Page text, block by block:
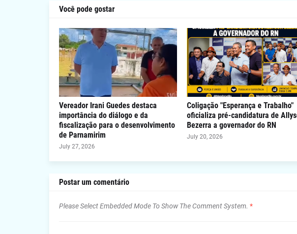
Você pode gostar
Vereador Irani Guedes destaca
importância do diálogo e da
fiscalização para o desenvolvimento
de Parnamirim
July 27, 2026
Coligação "Esperança e Trabalho"
oficializa pré-candidatura de
Bezerra a governador do RN
July 20, 2026
Postar um comentário
Please Select Embedded Mode To Show The Comment System. *